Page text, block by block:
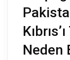
Neden